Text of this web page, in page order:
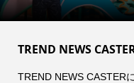
TREND NEWS
TREND NEWS CASTER